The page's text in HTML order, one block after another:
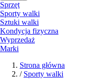
Sprzęt
Sporty walki
Sztuki walki
Kondycja fizyczna
Wyprzedaż
Marki
Strona główna
/ Sporty walki